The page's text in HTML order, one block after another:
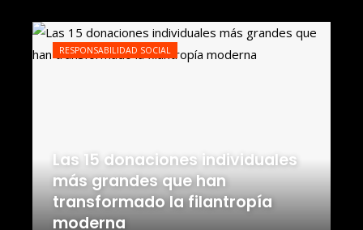
RESPONSABILIDAD SOCIAL
Las 15 donaciones individuales
más grandes que han
transformado la filantropía
moderna